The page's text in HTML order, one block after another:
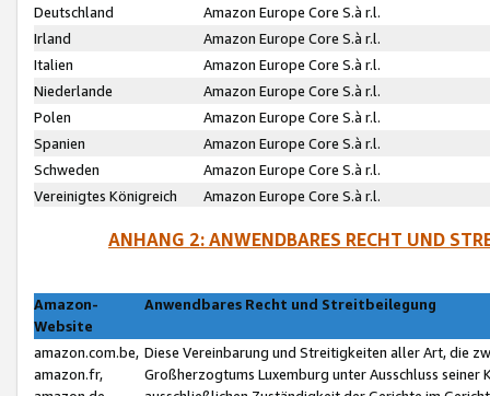
Deutschland
Amazon Europe Core S.à r.l.
Irland
Amazon Europe Core S.à r.l.
Italien
Amazon Europe Core S.à r.l.
Niederlande
Amazon Europe Core S.à r.l.
Polen
Amazon Europe Core S.à r.l.
Spanien
Amazon Europe Core S.à r.l.
Schweden
Amazon Europe Core S.à r.l.
Vereinigtes Königreich
Amazon Europe Core S.à r.l.
ANHANG 2: ANWENDBARES RECHT UND
Amazon-
Website
Anwendbares Recht und Streitbeilegung
amazon.com.be,
amazon.fr,
Diese Vereinbarung und Streitigkeiten aller Art, die
Großherzogtums Luxemburg unter Ausschluss